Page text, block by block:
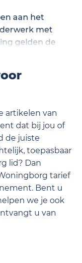
aan het
met
gelden de
artikelen van
dat bij jou of
de juiste
toepasbaar
lid? Dan
tarief
Bent u
we je ook
u van